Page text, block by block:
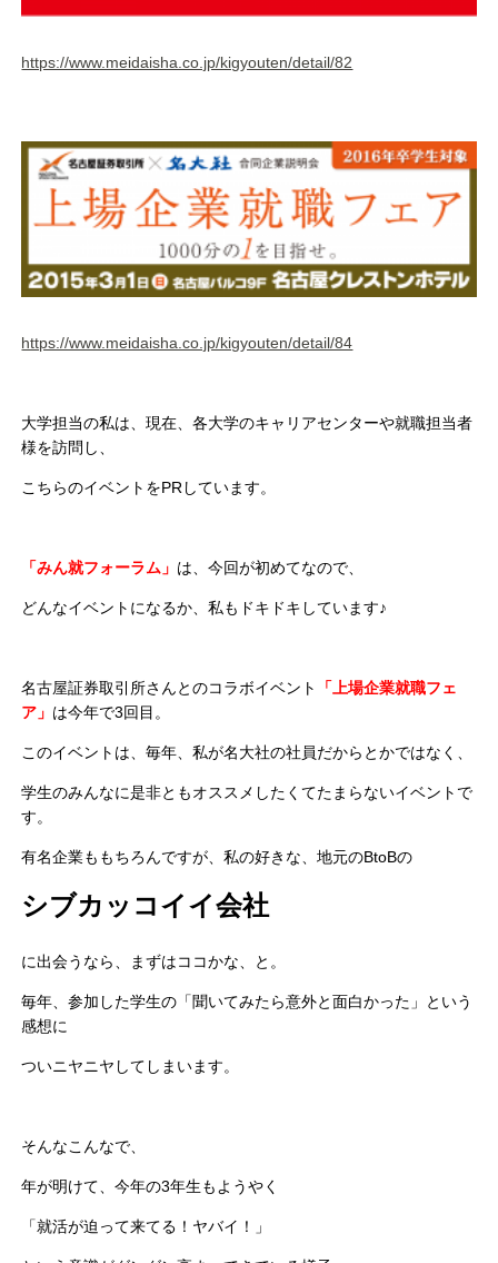
https://www.meidaisha.co.jp/kigyouten/detail/82
https://www.meidaisha.co.jp/kigyouten/detail/84
大学担当の私は、現在、各大学のキャリアセンターや就職担当者
様を訪問し、
こちらのイベントをPRしています。
「みん就フォーラム」 は、今回が初めてなので、
どんなイベントになるか、私もドキドキしています♪
名古屋証券取引所さんとのコラボイベント
「上場企業就職フェ
ア」 は今年で3回目。
このイベントは、毎年、私が名大社の社員だからとかではなく、
学生のみんなに是非ともオススメしたくてたまらないイベントで
す。
有名企業ももちろんですが、私の好きな、地元のBtoBの
シブカッコイイ会社
に出会うなら、まずはココかな、と。
毎年、参加した学生の「聞いてみたら意外と面白かった」という
感想に
ついニヤニヤしてしまいます。
そんなこんなで、
年が明けて、今年の3年生もようやく
「就活が迫って来てる！ヤバイ！」